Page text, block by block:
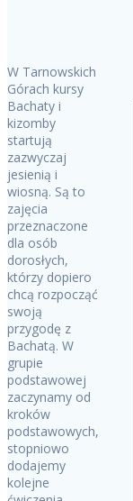
W Tarnowskich
Górach kursy
Bachaty i
kizomby
startują
zazwyczaj
jesienią i
wiosną. Są to
zajęcia
przeznaczone
dla osób
dorosłych,
którzy dopiero
chcą rozpocząć
swoją
przygodę z
Bachatą. W
grupie
podstawowej
zaczynamy od
kroków
podstawowych,
stopniowo
dodajemy
kolejne